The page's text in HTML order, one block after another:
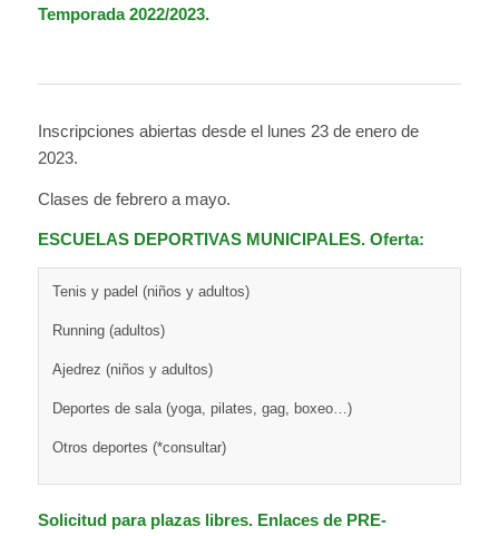
Temporada 2022/2023.
Inscripciones abiertas desde el lunes 23 de enero de
2023.
Clases de febrero a mayo.
ESCUELAS DEPORTIVAS MUNICIPALES. Oferta:
Tenis y padel (niños y adultos)
Running (adultos)
Ajedrez (niños y adultos)
Deportes de sala (yoga, pilates, gag, boxeo…)
Otros deportes (*consultar)
Solicitud para plazas libres. Enlaces de PRE-